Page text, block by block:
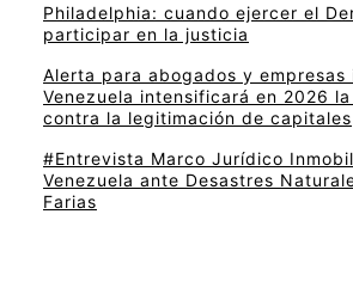
Philadelphia: cuando ejercer el
participar en la justicia
Alerta para abogados y empresas
Venezuela intensificará en 2026
contra la legitimación de capitales
#Entrevista Marco Jurídico
Venezuela ante Desastres
Farias